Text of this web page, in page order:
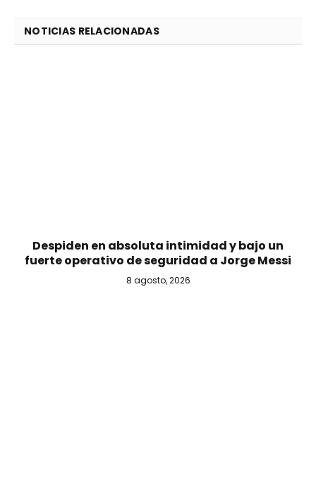
NOTICIAS RELACIONADAS
Despiden en absoluta intimidad y bajo un
fuerte operativo de seguridad a Jorge Messi
8 agosto, 2026